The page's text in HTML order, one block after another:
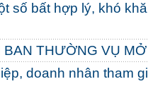
số bất hợp lý, khó
BAN THƯỜNG VỤ
doanh nhân tham